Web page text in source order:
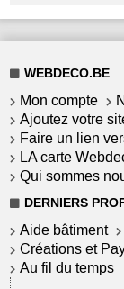
WEBDECO.BE
Mon compte
Ajoutez votre
Faire un lien
LA carte
Qui sommes
DERNIERS
Aide bâtiment
Créations et
Au fil du temps